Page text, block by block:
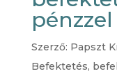
pénzzel
Szerző: Papszt
Befektetés,